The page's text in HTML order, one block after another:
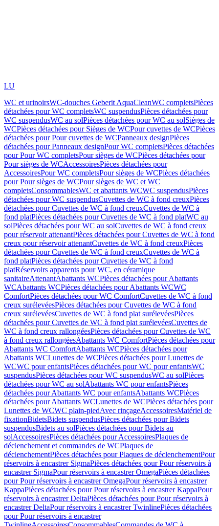
LU
WC et urinoirsWC-douches Geberit AquaCleanWC completsPièces
détachées pour WC completsWC suspendusPièces détachées pour
WC suspendusWC au solPièces détachées pour WC au solSièges de
WCPièces détachées pour Sièges de WCPour cuvettes de WCPièces
détachées pour Pour cuvettes de WCPanneaux designPièces
détachées pour Panneaux designPour WC completsPièces détachées
pour Pour WC completsPour sièges de WCPièces détachées pour
Pour sièges de WCAccessoiresPièces détachées pour
AccessoiresPour WC completsPour sièges de WCPièces détachées
pour Pour sièges de WCPour sièges de WC et WC
completsConsommablesWC et abattants WCWC suspendusPièces
détachées pour WC suspendusCuvettes de WC à fond creuxPièces
détachées pour Cuvettes de WC à fond creuxCuvettes de WC à
fond platPièces détachées pour Cuvettes de WC à fond platWC au
solPièces détachées pour WC au solCuvettes de WC à fond creux
pour réservoir attenantPièces détachées pour Cuvettes de WC à fond
creux pour réservoir attenantCuvettes de WC à fond creuxPièces
détachées pour Cuvettes de WC à fond creuxCuvettes de WC à
fond platPièces détachées pour Cuvettes de WC à fond
platRéservoirs apparents pour WC, en céramique
sanitaireAttenantAbattants WCPièces détachées pour Abattants
WCAbattants WCPièces détachées pour Abattants WCWC
ComfortPièces détachées pour WC ComfortCuvettes de WC à fond
creux surélevéesPièces détachées pour Cuvettes de WC à fond
creux surélevéesCuvettes de WC à fond plat surélevéesPièces
détachées pour Cuvettes de WC à fond plat surélevéesCuvettes de
WC à fond creux rallongéesPièces détachées pour Cuvettes de WC
à fond creux rallongéesAbattants WC ComfortPièces détachées pour
Abattants WC ComfortAbattants WCPièces détachées pour
Abattants WCLunettes de WCPièces détachées pour Lunettes de
WCWC pour enfantsPièces détachées pour WC pour enfantsWC
suspendusPièces détachées pour WC suspendusWC au solPièces
détachées pour WC au solAbattants WC pour enfantsPièces
détachées pour Abattants WC pour enfantsAbattants WCPièces
détachées pour Abattants WCLunettes de WCPièces détachées pour
Lunettes de WCWC plain-piedAvec rinçageAccessoiresMatériel de
fixationBidetsBidets suspendusPièces détachées pour Bidets
suspendusBidets au solPièces détachées pour Bidets au
solAccessoiresPièces détachées pour AccessoiresPlaques de
déclenchement et commandes de WCPlaques de
déclenchementPièces détachées pour Plaques de déclenchementPour
réservoirs à encastrer SigmaPièces détachées pour Pour réservoirs à
encastrer SigmaPour réservoirs à encastrer OmegaPièces détachées
pour Pour réservoirs à encastrer OmegaPour réservoirs à encastrer
KappaPièces détachées pour Pour réservoirs à encastrer KappaPour
réservoirs à encastrer DeltaPièces détachées pour Pour réservoirs à
encastrer DeltaPour réservoirs à encastrer TwinlinePièces détachées
pour Pour réservoirs à encastrer